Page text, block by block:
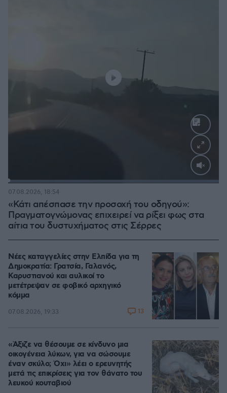
Loaded:
«Κάτι απέσπασε την προσοχή του οδηγού»:
Πραγματογνώμονας επιχειρεί να ρίξει φως στα
αίτια του δυστυχήματος στις Σέρρες
07.08.2026, 18:54
Νέες καταγγελίες στην Ελπίδα για τη
Δημοκρατία: Γρατσία, Γαλανός,
Καρυστιανού και αυλικοί το
μετέτρεψαν σε φοβικό αρχηγικό
κόμμα
07.08.2026, 19:33 13
«Άξιζε να θέσουμε σε κίνδυνο μια
οικογένεια λύκων, για να σώσουμε
έναν σκύλο; Όχι» λέει ο ερευνητής
μετά τις επικρίσεις για τον θάνατο του
λευκού κουταβιού